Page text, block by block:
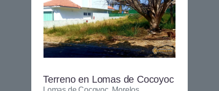
Terreno en Lomas de Cocoyoc